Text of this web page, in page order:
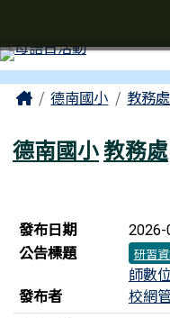
工具列
主內容區域
Home德南國小 教務處
德南國小教務處
新聞列表
發布日期 2026-
公告標題 研習
師數
發布者
校網
頁尾區域